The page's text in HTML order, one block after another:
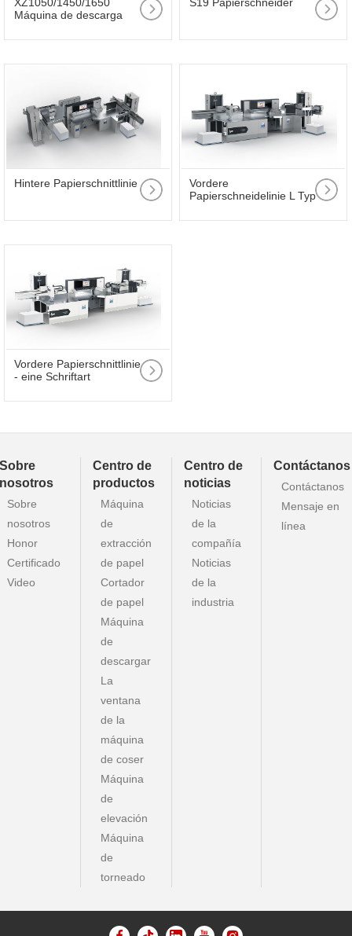
Máquina de descarga
Hintere Papierschnittlinie
Vordere
Papierschneidelinie L Typ
Vordere Papierschnittlinie
- eine Schriftart
Sobre
nosotros
Sobre
nosotros
Honor
Certificado
Video
Centro de
productos
Máquina
de
extracción
de papel
Cortador
de papel
Máquina
de
descargar
La
ventana
de la
máquina
de coser
Máquina
de
elevación
Máquina
de
torneado
Centro de
noticias
Noticias
de la
compañía
Noticias
de la
industria
Contáctanos
Contáctanos
Mensaje en
línea